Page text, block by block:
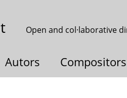
Open and col·laborative
Autors Compositors